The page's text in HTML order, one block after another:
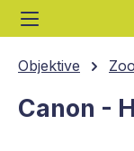
springen
Objektive
Canon -